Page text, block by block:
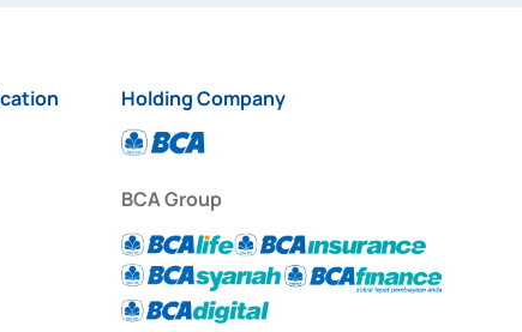
Holding Company
BCA Group